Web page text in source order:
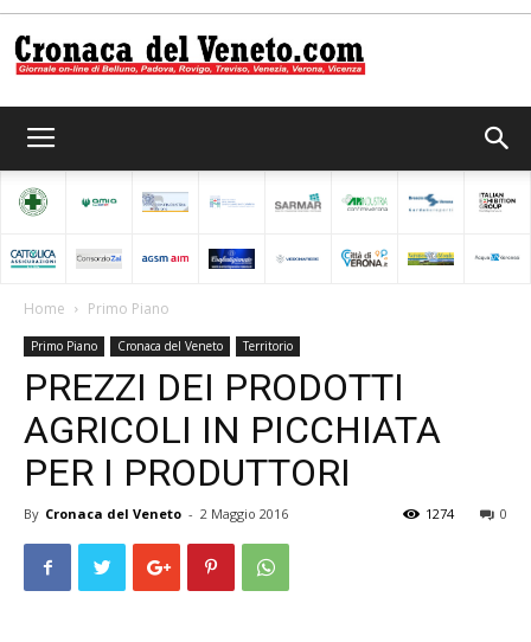
del
Veneto
Home Primo Piano
Primo Piano Cronaca del Veneto Territorio
PREZZI DEI PRODOTTI
AGRICOLI IN PICCHIATA
PER I PRODUTTORI
By Cronaca del Veneto - 2 Maggio 2016 0
1274